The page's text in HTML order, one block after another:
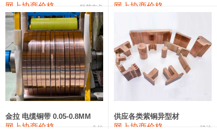
漆包线 111,610—115,610 113,610
磷铜合金 110,400—117,200 113,800 1,050
无氧铜丝(硬) 109,350—109,650 109,500
R410A专用紫铜管 113,340—113,340
网上协商价格 联荣有色 网上协商价格
金拉 电缆铜带 0.05-0.8MM
网上协商价格
供应各类紫铜异型材
网上协商价格